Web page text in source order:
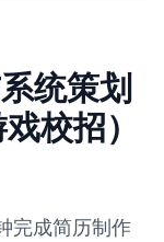
统策划
校招）
完成简历制作